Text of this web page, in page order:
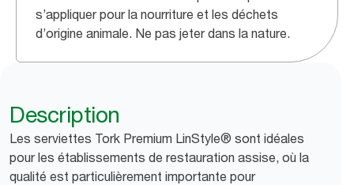
s’appliquer pour la nourriture et les déchets
d’origine animale. Ne pas jeter dans la nature.
Description
Les serviettes Tork Premium LinStyle® sont idéales
pour les établissements de restauration assise, où la
qualité est particulièrement importante pour